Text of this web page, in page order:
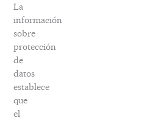
La
información
sobre
protección
de
datos
establece
que
el